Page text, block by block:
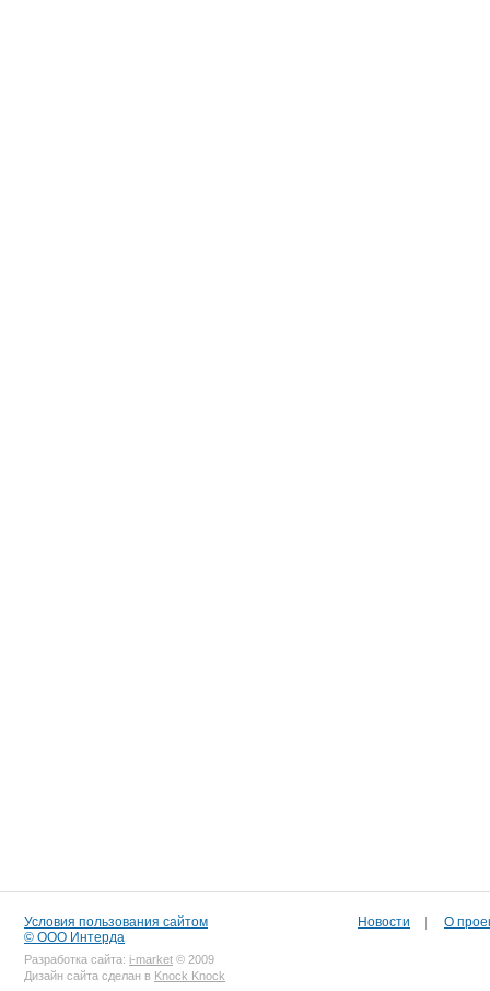
Условия пользования сайтом
© ООО Интерда
Разработка сайта: i-market © 2009
Дизайн сайта сделан в Knock Knock
Новости О